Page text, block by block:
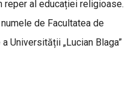
reper al educației religioase.
de Facultatea de
Universității „Lucian Blaga”